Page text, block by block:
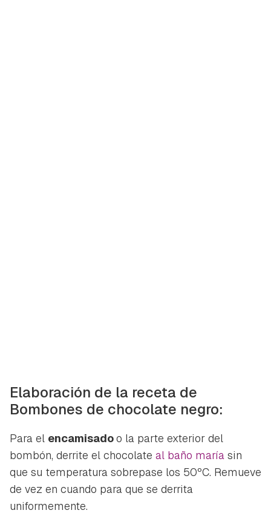
Elaboración de la receta de
Bombones de chocolate negro:
Para el encamisadoo la parte exterior del
bombón, derrite el chocolate al baño maría sin
que su temperatura sobrepase los 50ºC. Remueve
de vez en cuando para que se derrita
uniformemente.